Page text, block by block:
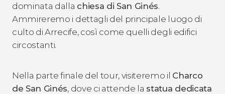
dominata dalla chiesa di San Ginés.
Ammireremo i dettagli del principale luogo di
culto di Arrecife, così come quelli degli edifici
circostanti.
Nella parte finale del tour, visiteremo il Charco
de San Ginés, dove ci attende la statua dedicata